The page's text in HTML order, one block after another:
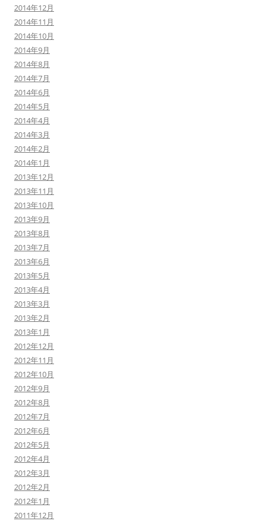
2014年12月
2014年11月
2014年10月
2014年9月
2014年8月
2014年7月
2014年6月
2014年5月
2014年4月
2014年3月
2014年2月
2014年1月
2013年12月
2013年11月
2013年10月
2013年9月
2013年8月
2013年7月
2013年6月
2013年5月
2013年4月
2013年3月
2013年2月
2013年1月
2012年12月
2012年11月
2012年10月
2012年9月
2012年8月
2012年7月
2012年6月
2012年5月
2012年4月
2012年3月
2012年2月
2012年1月
2011年12月